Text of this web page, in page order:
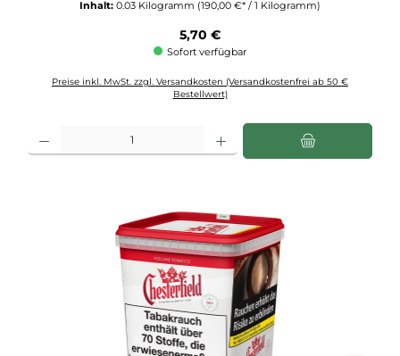
Inhalt: 0.03 Kilogramm (190,00 €* / 1 Kilogramm)
Regulärer Preis:
5,70 €
Sofort verfügbar
Preise inkl. MwSt. zzgl. Versandkosten (Versandkostenfrei ab 50 €
Bestellwert)